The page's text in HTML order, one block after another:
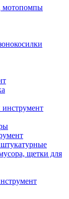
мотопомпы
щетки для